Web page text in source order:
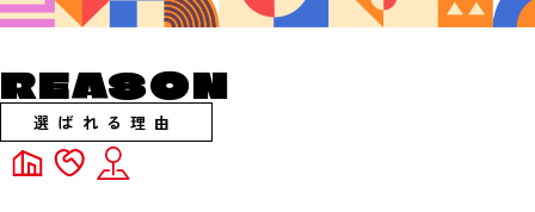
REASON
選ばれる理由